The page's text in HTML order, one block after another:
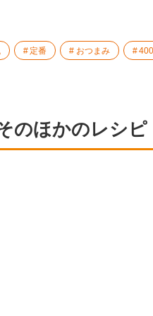
定番 おつまみ
のほかのレシピ